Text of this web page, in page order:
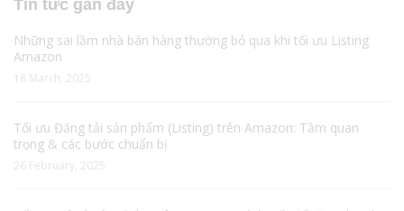
Tin tức gần đây
Những sai lầm nhà bán hàng thường bỏ qua khi tối ưu Listing
Amazon
18 March, 2025
Tối ưu Đăng tải sản phẩm (Listing) trên Amazon: Tầm quan
trọng & các bước chuẩn bị
26 February, 2025